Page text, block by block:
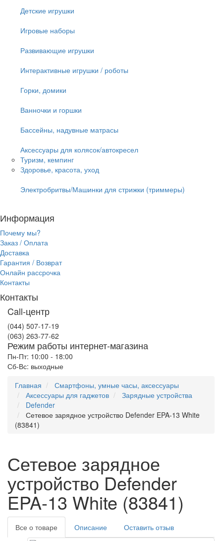
Детские игрушки
Игровые наборы
Развивающие игрушки
Интерактивные игрушки / роботы
Горки, домики
Ванночки и горшки
Бассейны, надувные матрасы
Аксессуары для колясок/автокресел
Туризм, кемпинг
Здоровье, красота, уход
Электробритвы/Машинки для стрижки (триммеры)
Информация
Почему мы?
Заказ / Оплата
Доставка
Гарантия / Возврат
Онлайн рассрочка
Контакты
Контакты
Call-центр
(044) 507-17-19
(063) 263-77-62
Режим работы интернет-магазина
Пн-Пт: 10:00 - 18:00
Сб-Вс: выходные
Главная
Смартфоны, умные часы, аксессуары
Аксессуары для гаджетов
Зарядные устройства
Defender
Сетевое зарядное устройство Defender EPA-13 White
(83841)
Сетевое зарядное
устройство Defender
EPA-13 White (83841)
Все о товаре Описание Оставить отзыв